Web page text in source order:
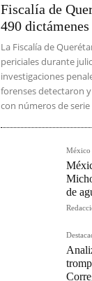
Fiscalía de
490
La Fiscalía de
periciales durante
investigaciones
forenses detectaron
con números de
México
de